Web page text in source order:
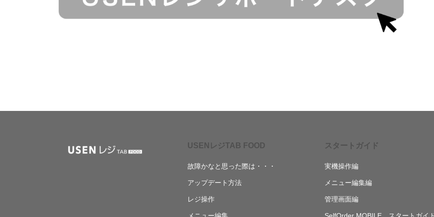
USENレジTAB FOOD
故障かなと思った際は・・・
アップデート方法
レジ操作
メニュー編集
スタートガイド
実機操作編
メニュー編集編
管理画面編
SelfOrder MOBILE スタートガイ